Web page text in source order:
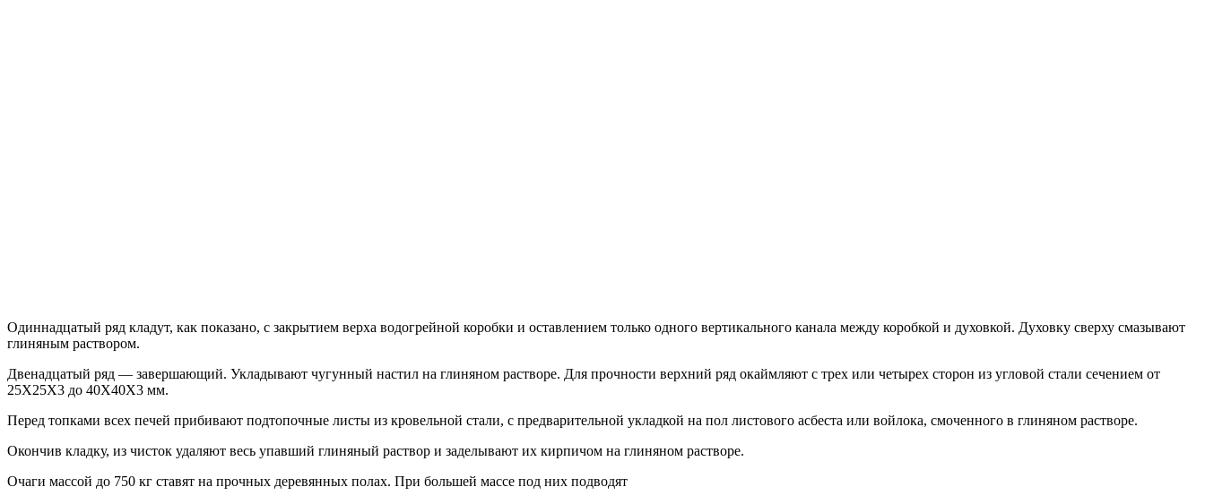
Одиннадцатый ряд кладут, как показано, с закрытием верха водогрейной коробки и оставлением только одного вертикального канала между коробкой и духовкой. Духовку сверху смазывают
глиняным раствором.
Двенадцатый ряд — завершающий. Укладывают чугунный настил на глиняном растворе. Для прочности верхний ряд окаймляют с трех или четырех сторон из угловой стали сечением от
25X25X3 до 40X40X3 мм.
Перед топками всех печей прибивают подтопочные листы из кровельной стали, с предварительной укладкой на пол листового асбеста или войлока, смоченного в глиняном растворе.
Окончив кладку, из чисток удаляют весь упавший глиняный раствор и заделывают их кирпичом на глиняном растворе.
Очаги массой до 750 кг ставят на прочных деревянных полах. При большей массе под них подводят